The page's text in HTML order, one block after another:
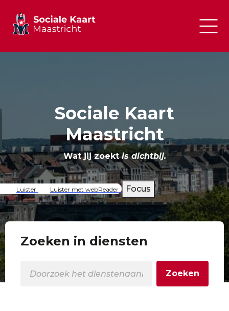
Sociale Kaart
Maastricht
Wat jij zoektis dichtbij.
Luister Luister met webReader Focus
Zoeken in diensten